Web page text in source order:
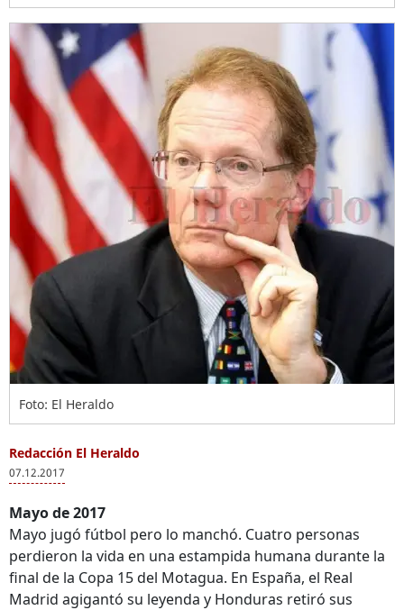
Foto: El Heraldo
Redacción El Heraldo
07.12.2017
Mayo de 2017
Mayo jugó fútbol pero lo manchó. Cuatro personas
perdieron la vida en una estampida humana durante la
final de la Copa 15 del Motagua. En España, el Real
Madrid agigantó su leyenda y Honduras retiró sus